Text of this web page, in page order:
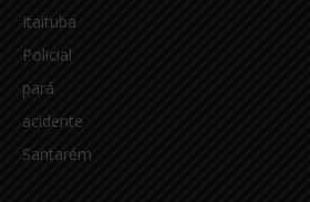
Itaituba
Policial
pará
acidente
Santarém